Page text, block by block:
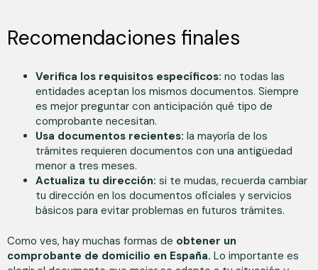
Recomendaciones finales
Verifica los requisitos específicos: no todas las
entidades aceptan los mismos documentos. Siempre
es mejor preguntar con anticipación qué tipo de
comprobante necesitan.
Usa documentos recientes: la mayoría de los
trámites requieren documentos con una antigüedad
menor a tres meses.
Actualiza tu dirección: si te mudas, recuerda cambiar
tu dirección en los documentos oficiales y servicios
básicos para evitar problemas en futuros trámites.
Como ves, hay muchas formas de obtener un
comprobante de domicilio en España. Lo importante es